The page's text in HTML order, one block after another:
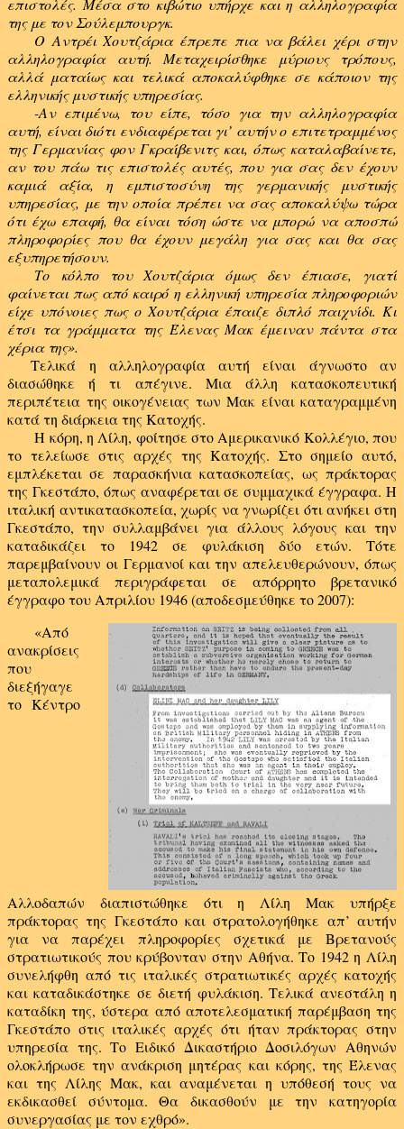
επιστολές. Μέσα στο κιβώτιο υπήρχε και η αλληλογραφία
της με τον Σούλεμπουργκ.
Ο Αντρέι Χουτζάρια έπρεπε πια να βάλει χέρι στην
αλληλογραφία αυτή. Μεταχειρίσθηκε μύριους τρόπους,
αλλά ματαίως και τελικά αποκαλύφθηκε σε κάποιον της
ελληνικής μυστικής υπηρεσίας.
-Αν επιμένω, του είπε, τόσο για την αλληλογραφία
αυτή, είναι διότι ενδιαφέρεται γι’ αυτήν ο επιτετραμμένος
της Γερμανίας φον Γκραίβενιτς και, όπως καταλαβαίνετε,
αν του πάω τις επιστολές αυτές, που για σας δεν έχουν
καμιά αξία, η εμπιστοσύνη της γερμανικής μυστικής
υπηρεσίας, με την οποία πρέπει να σας αποκαλύψω τώρα
ότι έχω επαφή, θα είναι τόση ώστε να μπορώ να αποσπώ
πληροφορίες που θα έχουν μεγάλη για σας και θα σας
εξυπηρετήσουν.
Το κόλπο του Χουτζάρια όμως δεν έπιασε, γιατί
φαίνεται πως από καιρό η ελληνική υπηρεσία πληροφοριών
είχε υπόνοιες πως ο Χουτζάρια έπαιζε διπλό παιχνίδι. Κι
έτσι τα γράμματα της Έλενας Μακ έμειναν πάντα στα
χέρια της».
Τελικά η αλληλογραφία αυτή είναι άγνωστο αν
διασώθηκε ή τι απέγινε. Μια άλλη κατασκοπευτική
περιπέτεια της οικογένειας των Μακ είναι καταγραμμένη
κατά τη διάρκεια της Κατοχής.
Η κόρη, η Λίλη, φοίτησε στο Αμερικανικό Κολλέγιο, που
το τελείωσε στις αρχές της Κατοχής. Στο σημείο αυτό,
εμπλέκεται σε παρασκήνια κατασκοπείας, ως πράκτορας
της Γκεστάπο, όπως αναφέρεται σε συμμαχικά έγγραφα. Η
ιταλική αντικατασκοπεία, χωρίς να γνωρίζει ότι ανήκει στη
Γκεστάπο, την συλλαμβάνει για άλλους λόγους και την
καταδικάζει το 1942 σε φυλάκιση δύο ετών. Τότε
παρεμβαίνουν οι Γερμανοί και την απελευθερώνουν, όπως
μεταπολεμικά περιγράφεται σε απόρρητο βρετανικό
έγγραφο του Απριλίου 1946 (αποδεσμεύθηκε το 2007):
«Από
ανακρίσεις
που
διεξήγαγε
το Κέντρο
Αλλοδαπών διαπιστώθηκε ότι η Λίλη Μακ υπήρξε
πράκτορας της Γκεστάπο και στρατολογήθηκε απ’ αυτήν
για να παρέχει πληροφορίες σχετικά με Βρετανούς
στρατιωτικούς που κρύβονταν στην Αθήνα. Το 1942 η Λίλη
συνελήφθη από τις ιταλικές στρατιωτικές αρχές κατοχής
και καταδικάστηκε σε διετή φυλάκιση. Τελικά ανεστάλη η
καταδίκη της, ύστερα από αποτελεσματική παρέμβαση της
Γκεστάπο στις ιταλικές αρχές ότι ήταν πράκτορας στην
υπηρεσία της. Το Ειδικό Δικαστήριο Δοσιλόγων Αθηνών
ολοκλήρωσε την ανάκριση μητέρας και κόρης, της Έλενας
και της Λίλης Μακ, και αναμένεται η υπόθεσή τους να
εκδικασθεί σύντομα. Θα δικασθούν με την κατηγορία
συνεργασίας με τον εχθρό».